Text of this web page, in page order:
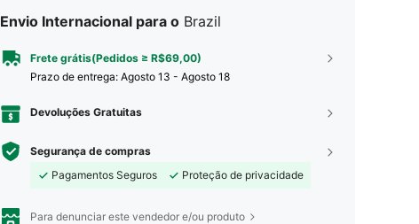
Envio Internacional para o Brazil
Frete grátis(Pedidos ≥ R$69,00)
Prazo de entrega: Agosto 13 - Agosto 18
Devoluções Gratuitas
Segurança de compras
Pagamentos Seguros
Proteção de privacidade
Para denunciar este vendedor e/ou produto